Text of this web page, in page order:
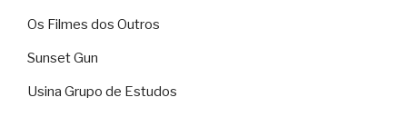
Os Filmes dos Outros
Sunset Gun
Usina Grupo de Estudos